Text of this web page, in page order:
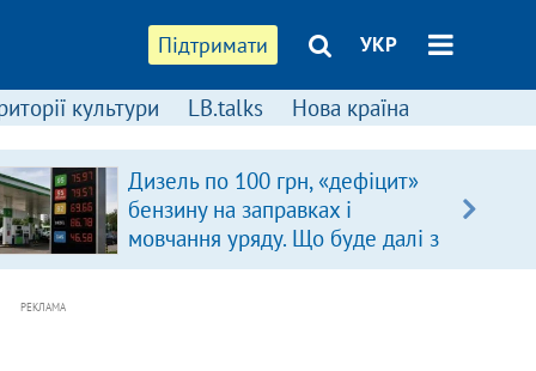
Підтримати УКР
культури LB.talks Нова країна
Дизель по 100 грн, «дефіцит»
бензину на заправках і
мовчання уряду. Що буде далі з
цінами на пальне?
РЕКЛАМА